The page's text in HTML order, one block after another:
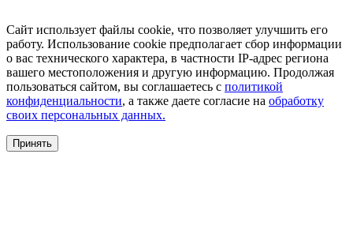
Сайт использует файлы cookie, что позволяет улучшить его
работу. Использование cookie предполагает сбор информации
о вас технического характера, в частности IP-адрес региона
вашего местоположения и другую информацию. Продолжая
пользоваться сайтом, вы соглашаетесь с политикой
конфиденциальности, а также даете согласие на обработку
своих персональных данных.
Принять